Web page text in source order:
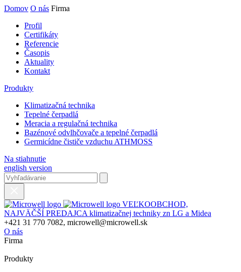
Domov O nás Firma
Profil
Certifikáty
Referencie
Časopis
Aktuality
Kontakt
Produkty
Klimatizačná technika
Tepelné čerpadlá
Meracia a regulačná technika
Bazénové odvlhčovače a tepelné čerpadlá
Germicídne čističe vzduchu ATHMOSS
Na stiahnutie
english version
VEĽKOOBCHOD,
NAJVÄČŠÍ PREDAJCA klimatizačnej techniky zn LG a Midea
+421 31 770 7082, microwell@microwell.sk
O nás
Firma
Produkty